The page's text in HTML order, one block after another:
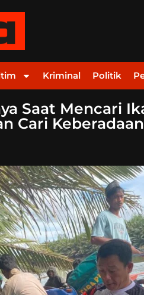
Kriminal Politik
Saat Mencari
Cari